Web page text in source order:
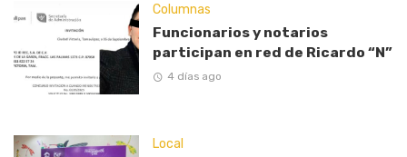
Columnas
Funcionarios y notarios
participan en red de Ricardo “N”
4 días ago
Local